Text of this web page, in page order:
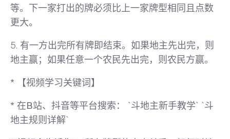
等。下一家打出的牌必须比上一家牌型相同且点数
更大。
5. 有一方出完所有牌即结束。如果地主先出完，则
地主赢；如果任意一个农民先出完，则农民方赢。
* 【视频学习关键词】
* 在B站、抖音等平台搜索：
`斗地主新手教学` `斗
地主规则详解`